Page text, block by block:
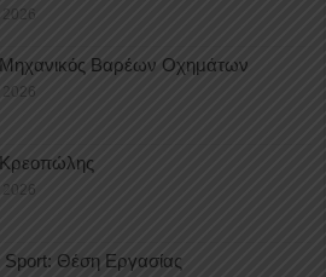
2026
Μηχανικός Βαρέων Οχημάτων
2026
Κρεοπώλης
Θέση Εργασίας